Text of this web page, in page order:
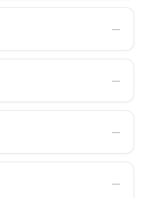
―
―
―
―